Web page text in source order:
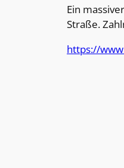
Ein
Straße.
https://